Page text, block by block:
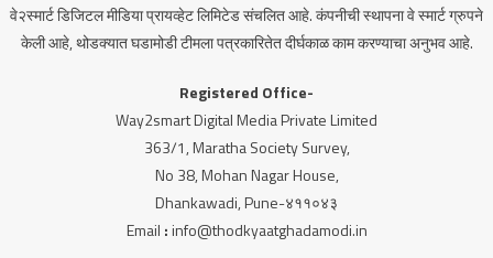
वे२स्मार्ट डिजिटल मीडिया प्रायव्हेट लिमिटेड संचलित आहे. कंपनीची स्थापना वे स्मार्ट ग्रुपने
केली आहे, थोडक्यात घडामोडी टीमला पत्रकारितेत दीर्घकाळ काम करण्याचा अनुभव आहे.
Registered Office-
Way2smart Digital Media Private Limited
363/1, Maratha Society Survey,
No 38, Mohan Nagar House,
Dhankawadi, Pune-४११०४३
Email :info@thodkyaatghadamodi.in